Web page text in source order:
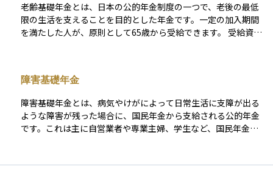
老齢基礎年金とは、日本の公的年金制度の一つで、老後の最低
限の生活を支えることを目的とした年金です。一定の加入期間
を満たした人が、原則として65歳から受給できます。 受給資格
る国民年金の加入期間に応じて決まり、満額受給には480月分
の保険料納付が必要です。納付期間が不足すると、その分減額
されます。 また、年金額は毎年の物価や賃金水準に応じて見直
しされます。繰上げ受給（60～64歳）を選択すると減額され、
繰下げ受給（66～75歳）を選択すると増額される仕組みになっ
障害基礎年金
障害基礎年金とは、病気やけがによって日常生活に支障が出る
ような障害が残った場合に、国民年金から支給される公的年金
です。これは主に自営業者や専業主婦、学生など、国民年金の
れます。 20歳前に発病した障害でも、一定の条件を満たせば対